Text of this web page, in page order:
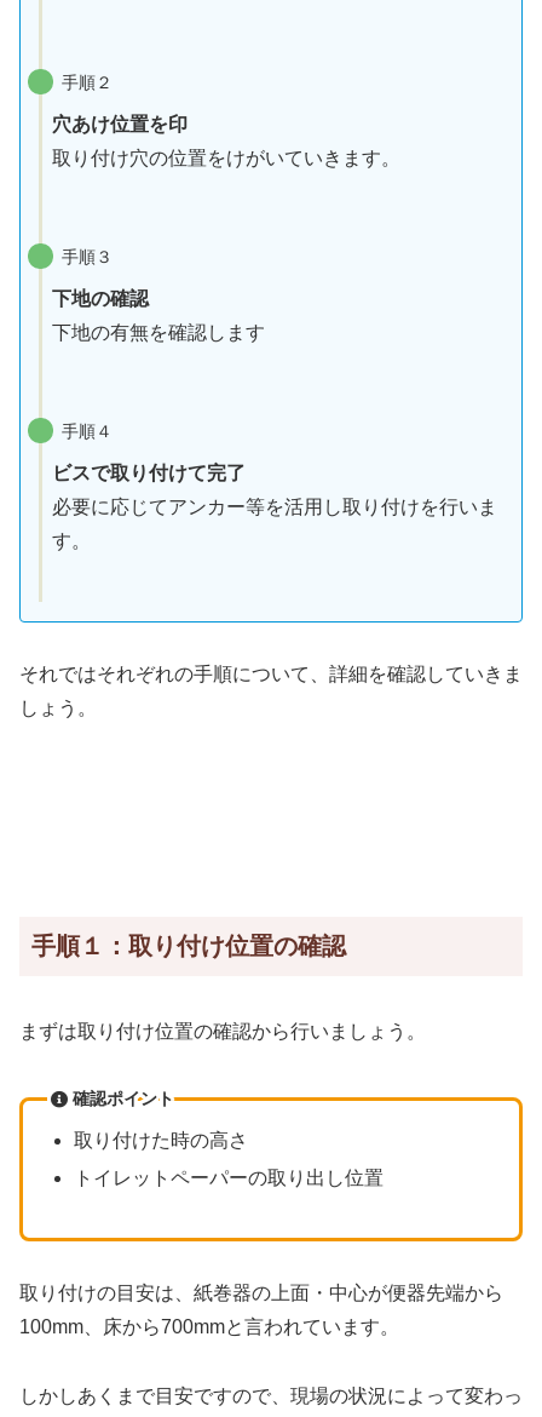
手順２
穴あけ位置を印
取り付け穴の位置をけがいていきます。
手順３
下地の確認
下地の有無を確認します
手順４
ビスで取り付けて完了
必要に応じてアンカー等を活用し取り付けを行いま
す。
それではそれぞれの手順について、詳細を確認していきま
しょう。
手順１：取り付け位置の確認
まずは取り付け位置の確認から行いましょう。
確認ポイント
取り付けた時の高さ
トイレットペーパーの取り出し位置
取り付けの目安は、紙巻器の上面・中心が便器先端から
100mm、床から700mmと言われています。
しかしあくまで目安ですので、現場の状況によって変わっ